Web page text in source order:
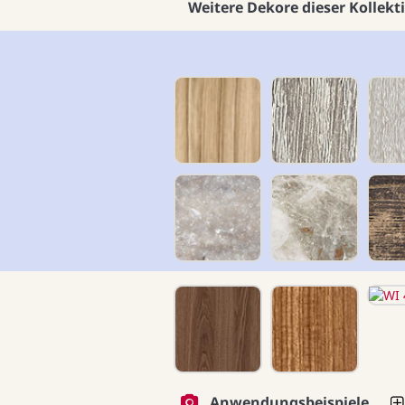
Weitere Dekore dieser